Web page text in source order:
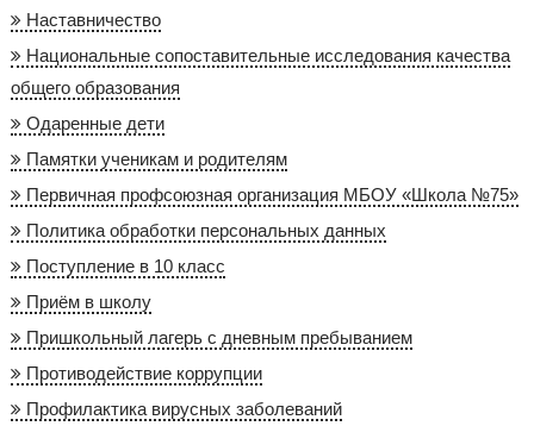
Наставничество
Национальные сопоставительные исследования качества
общего образования
Одаренные дети
Памятки ученикам и родителям
Первичная профсоюзная организация МБОУ «Школа №75»
Политика обработки персональных данных
Поступление в 10 класс
Приём в школу
Пришкольный лагерь с дневным пребыванием
Противодействие коррупции
Профилактика вирусных заболеваний